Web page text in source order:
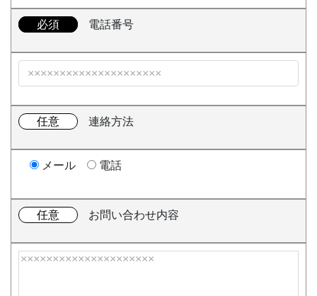
必須 電話番号
任意 連絡方法
メール 電話
任意 お問い合わせ内容